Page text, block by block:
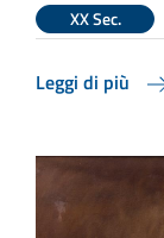
XX Sec.
Leggi di più